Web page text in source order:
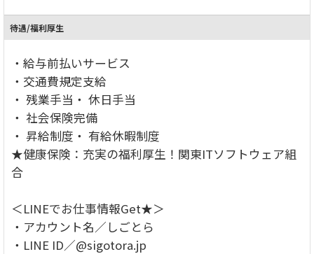
待遇/福利厚生
・給与前払いサービス
・交通費規定支給
・ 残業手当・ 休日手当
・ 社会保険完備
・ 昇給制度・ 有給休暇制度
★健康保険：充実の福利厚生！関東ITソフトウェア組
合
＜LINEでお仕事情報Get★＞
・アカウント名／しごとら
・LINE ID／@sigotora.jp